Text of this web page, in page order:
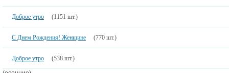
Доброе утро (1151 шт.)
С Днем Рождения! Женщине (770 шт.)
Доброе утро (538 шт.)